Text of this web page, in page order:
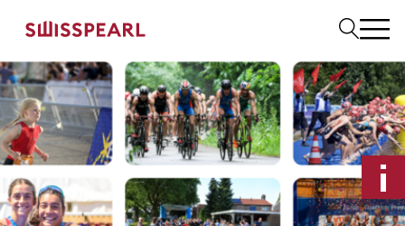
Gevel
Dak
Bouw
Interieur
Downloads